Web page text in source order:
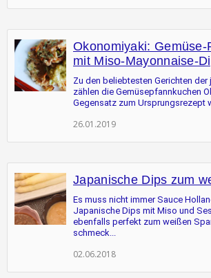
Okonomiyaki: Gemüse-
mit Miso-Mayonnaise-
Zu den beliebtesten Gerichten der
zählen die Gemüsepfannkuchen
Gegensatz zum Ursprungsrezept
26.01.2019
Japanische Dips zum
Es muss nicht immer Sauce
Japanische Dips mit Miso und
ebenfalls perfekt zum weißen
schmeck...
02.06.2018